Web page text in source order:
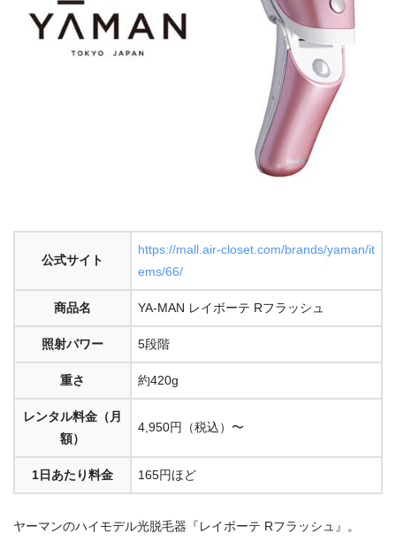
公式サイト
https://mall.air-closet.com/brands/yaman/it
ems/66/
商品名 YA-MAN レイボーテ Rフラッシュ
照射パワー 5段階
重さ 約420g
レンタル料金（月
額）
4,950円（税込）〜
1日あたり料金 165円ほど
ヤーマンのハイモデル光脱毛器『レイボーテ Rフラッシュ』。